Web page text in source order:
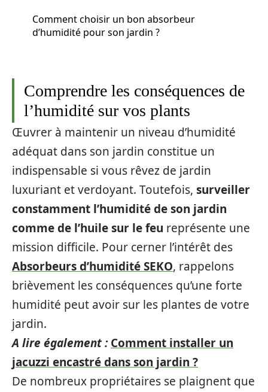
Comment choisir un bon absorbeur
d’humidité pour son jardin ?
Comprendre les conséquences de
l’humidité sur vos plants
Œuvrer à maintenir un niveau d’humidité
adéquat dans son jardin constitue un
indispensable si vous rêvez de jardin
luxuriant et verdoyant. Toutefois, surveiller
constamment l’humidité de son jardin
comme de l’huile sur le feu représente une
mission difficile. Pour cerner l’intérêt des
Absorbeurs d’humidité SEKO, rappelons
brièvement les conséquences qu’une forte
humidité peut avoir sur les plantes de votre
jardin.
A lire également : Comment installer un
jacuzzi encastré dans son jardin ?
De nombreux propriétaires se plaignent que